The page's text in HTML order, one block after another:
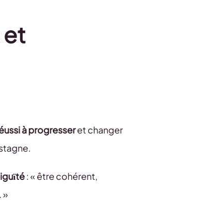
et
à progresseret changer
: « être cohérent,
»